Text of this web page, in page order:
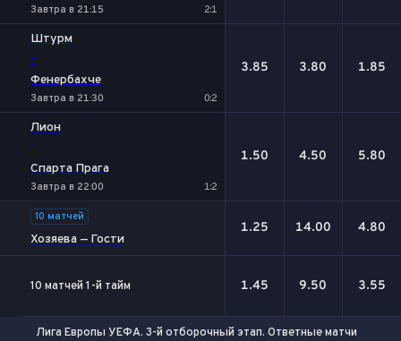
Завтра в 21:15 2:1
Штурм
-
Фенербахче
Завтра в 21:30 0:2
3.85 3.80 1.85
Лион
-
Спарта Прага
Завтра в 22:00 1:2
1.50 4.50 5.80
10 матчей
Хозяева — Гости
1.25 14.00 4.80
10 матчей 1-й тайм 1.45 9.50 3.55
Лига Европы УЕФА. 3-й отборочный этап. Ответные матчи